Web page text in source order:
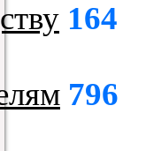
164
796